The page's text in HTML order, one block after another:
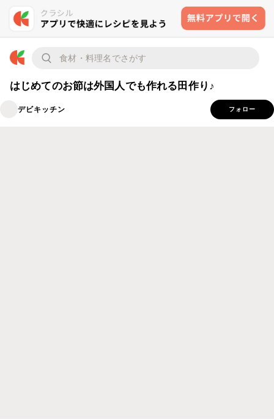
はじめてのお節は外国人でも作れる田作り♪
デビキッチン フォロー